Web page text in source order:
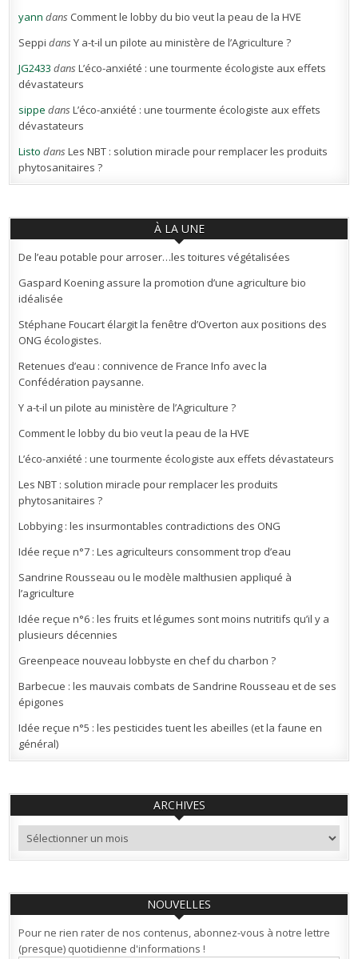
yann dans Comment le lobby du bio veut la peau de la HVE
Seppi dansY a-t-il un pilote au ministère de l’Agriculture ?
JG2433 dansL’éco-anxiété : une tourmente écologiste aux effets
dévastateurs
sippe dansL’éco-anxiété : une tourmente écologiste aux effets
dévastateurs
Listo dansLes NBT : solution miracle pour remplacer les produits
phytosanitaires ?
À LA UNE
De l’eau potable pour arroser…les toitures végétalisées
Gaspard Koening assure la promotion d’une agriculture bio
idéalisée
Stéphane Foucart élargit la fenêtre d’Overton aux positions des
ONG écologistes.
Retenues d’eau : connivence de France Info avec la
Confédération paysanne.
Y a-t-il un pilote au ministère de l’Agriculture ?
Comment le lobby du bio veut la peau de la HVE
L’éco-anxiété : une tourmente écologiste aux effets dévastateurs
Les NBT : solution miracle pour remplacer les produits
phytosanitaires ?
Lobbying : les insurmontables contradictions des ONG
Idée reçue n°7 : Les agriculteurs consomment trop d’eau
Sandrine Rousseau ou le modèle malthusien appliqué à
l’agriculture
Idée reçue n°6 : les fruits et légumes sont moins nutritifs qu’il y a
plusieurs décennies
Greenpeace nouveau lobbyste en chef du charbon ?
Barbecue : les mauvais combats de Sandrine Rousseau et de ses
épigones
Idée reçue n°5 : les pesticides tuent les abeilles (et la faune en
général)
ARCHIVES
Archives
NOUVELLES
Pour ne rien rater de nos contenus, abonnez-vous à notre lettre
(presque) quotidienne d'informations !